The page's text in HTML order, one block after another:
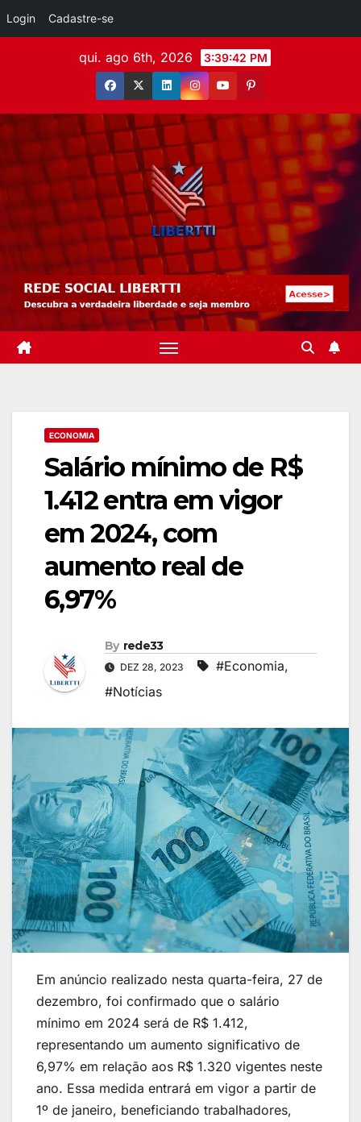
Login Cadastre-se
qui. ago 6th, 2026 3:39:44 PM
ECONOMIA
Salário mínimo de R$
1.412 entra em vigor
em 2024, com
aumento real de
6,97%
By rede33
DEZ 28, 2023 #Economia,
#Notícias
Em anúncio realizado nesta quarta-feira, 27 de
dezembro, foi confirmado que o salário
mínimo em 2024 será de R$ 1.412,
representando um aumento significativo de
6,97% em relação aos R$ 1.320 vigentes neste
ano. Essa medida entrará em vigor a partir de
1º de janeiro, beneficiando trabalhadores,